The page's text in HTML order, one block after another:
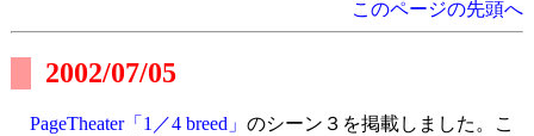
このページの先頭へ
2002/07/05
PageTheater「1／4 breed」 のシーン３を掲載しました。こ